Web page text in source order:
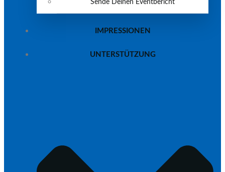
Sende Deinen Eventbericht
IMPRESSIONEN
UNTERSTÜTZUNG